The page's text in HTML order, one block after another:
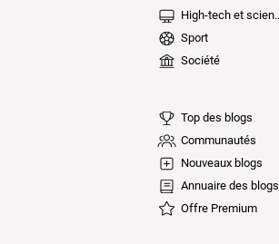
High-tech et sciences
Sport
Société
Top des blogs
Communautés
Nouveaux blogs
Annuaire des blogs
Offre Premium